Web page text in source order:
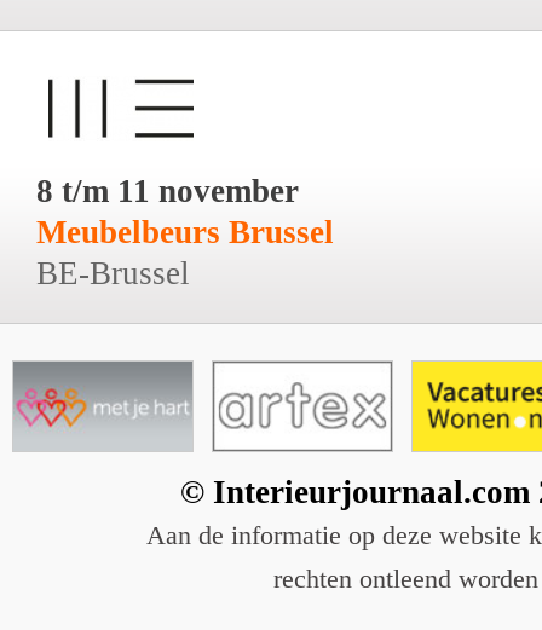
8 t/m 11 november
Meubelbeurs Brussel
BE-Brussel
© Interieurjournaal.com
Aan de informatie op deze website
rechten ontleend worden